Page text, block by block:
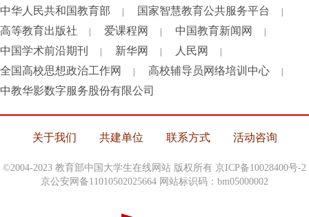
中华人民共和国教育部 国家智慧教育公共服务平台
高等教育出版社 爱课程网 中国教育新闻网
中国学术前沿期刊 新华网 人民网
全国高校思想政治工作网 高校辅导员网络培训中心
中教华影数字服务股份有限公司
关于我们 共建单位 联系方式 活动咨询
©2004-2023 教育部中国大学生在线网站 版权所有 京ICP备10028400号-2
京公安网备11010502025664 网站标识码：bm05000002